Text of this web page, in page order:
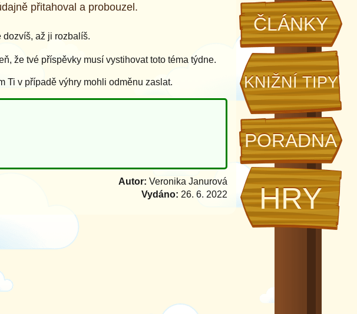
ČLÁNKY
KNIŽNÍ TIPY
PORADNA
HRY
přitahoval a probouzel.
dozvíš, až ji rozbalíš.
že tvé příspěvky musí vystihovat toto téma týdne.
Ti v případě výhry mohli odměnu zaslat.
Autor: Veronika Janurová
Vydáno: 26. 6. 2022